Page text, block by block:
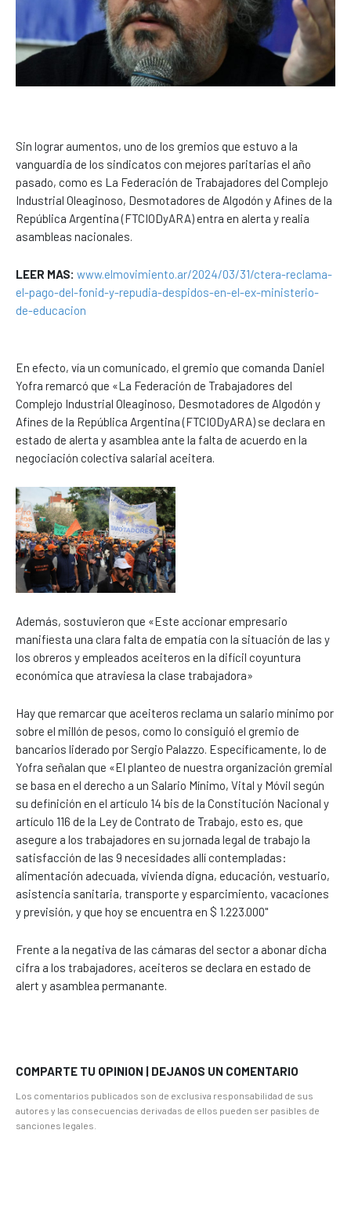
Sin lograr aumentos, uno de los gremios que estuvo a la
vanguardia de los sindicatos con mejores paritarias el año
pasado, como es La Federación de Trabajadores del Complejo
Industrial Oleaginoso, Desmotadores de Algodón y Afines de la
República Argentina (FTCIODyARA) entra en alerta y realia
asambleas nacionales.
LEER MAS: www.elmovimiento.ar/2024/03/31/ctera-reclama-
el-pago-del-fonid-y-repudia-despidos-en-el-ex-ministerio-
de-educacion
En efecto, vía un comunicado, el gremio que comanda Daniel
Yofra remarcó que «La Federación de Trabajadores del
Complejo Industrial Oleaginoso, Desmotadores de Algodón y
Afines de la República Argentina (FTCIODyARA) se declara en
estado de alerta y asamblea ante la falta de acuerdo en la
negociación colectiva salarial aceitera.
Además, sostuvieron que «Este accionar empresario
manifiesta una clara falta de empatía con la situación de las y
los obreros y empleados aceiteros en la difícil coyuntura
económica que atraviesa la clase trabajadora»
Hay que remarcar que aceiteros reclama un salario mínimo por
sobre el millón de pesos, como lo consiguió el gremio de
bancarios liderado por Sergio Palazzo. Específicamente, lo de
Yofra señalan que «El planteo de nuestra organización gremial
se basa en el derecho a un Salario Mínimo, Vital y Móvil según
su definición en el artículo 14 bis de la Constitución Nacional y
artículo 116 de la Ley de Contrato de Trabajo, esto es, que
asegure a los trabajadores en su jornada legal de trabajo la
satisfacción de las 9 necesidades allí contempladas:
alimentación adecuada, vivienda digna, educación, vestuario,
asistencia sanitaria, transporte y esparcimiento, vacaciones
y previsión, y que hoy se encuentra en $ 1.223.000"
Frente a la negativa de las cámaras del sector a abonar dicha
cifra a los trabajadores, aceiteros se declara en estado de
alert y asamblea permanante.
COMPARTE TU OPINION | DEJANOS UN COMENTARIO
Los comentarios publicados son de exclusiva responsabilidad de sus
autores y las consecuencias derivadas de ellos pueden ser pasibles de
sanciones legales.